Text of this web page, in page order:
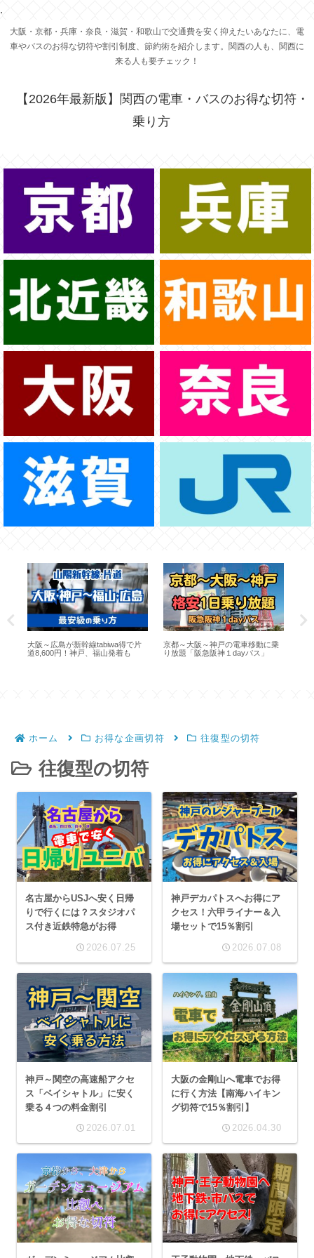
.
大阪・京都・兵庫・奈良・滋賀・和歌山で交通費を安く抑えたいあなたに、電
車やバスのお得な切符や割引制度、節約術を紹介します。関西の人も、関西に
来る人も要チェック！
【2026年最新版】関西の電車・バスのお得な切符・
乗り方
大阪～広島が新幹線tabiwa得で片
道8,600円！神戸、福山発着も
京都～大阪～神戸の電車移動に乗
り放題「阪急阪神１dayパス」
ホーム お得な企画切符 往復型の切符
往復型の切符
名古屋からUSJへ安く日帰
りで行くには？スタジオパ
ス付き近鉄特急がお得
2026.07.25
神戸デカパトスへお得にア
クセス！六甲ライナー＆入
場セットで15％割引
2026.07.08
神戸～関空の高速船アクセ
ス「ベイシャトル」に安く
乗る４つの料金割引
2026.07.01
大阪の金剛山へ電車でお得
に行く方法【南海ハイキン
グ切符で15％割引】
2026.04.30